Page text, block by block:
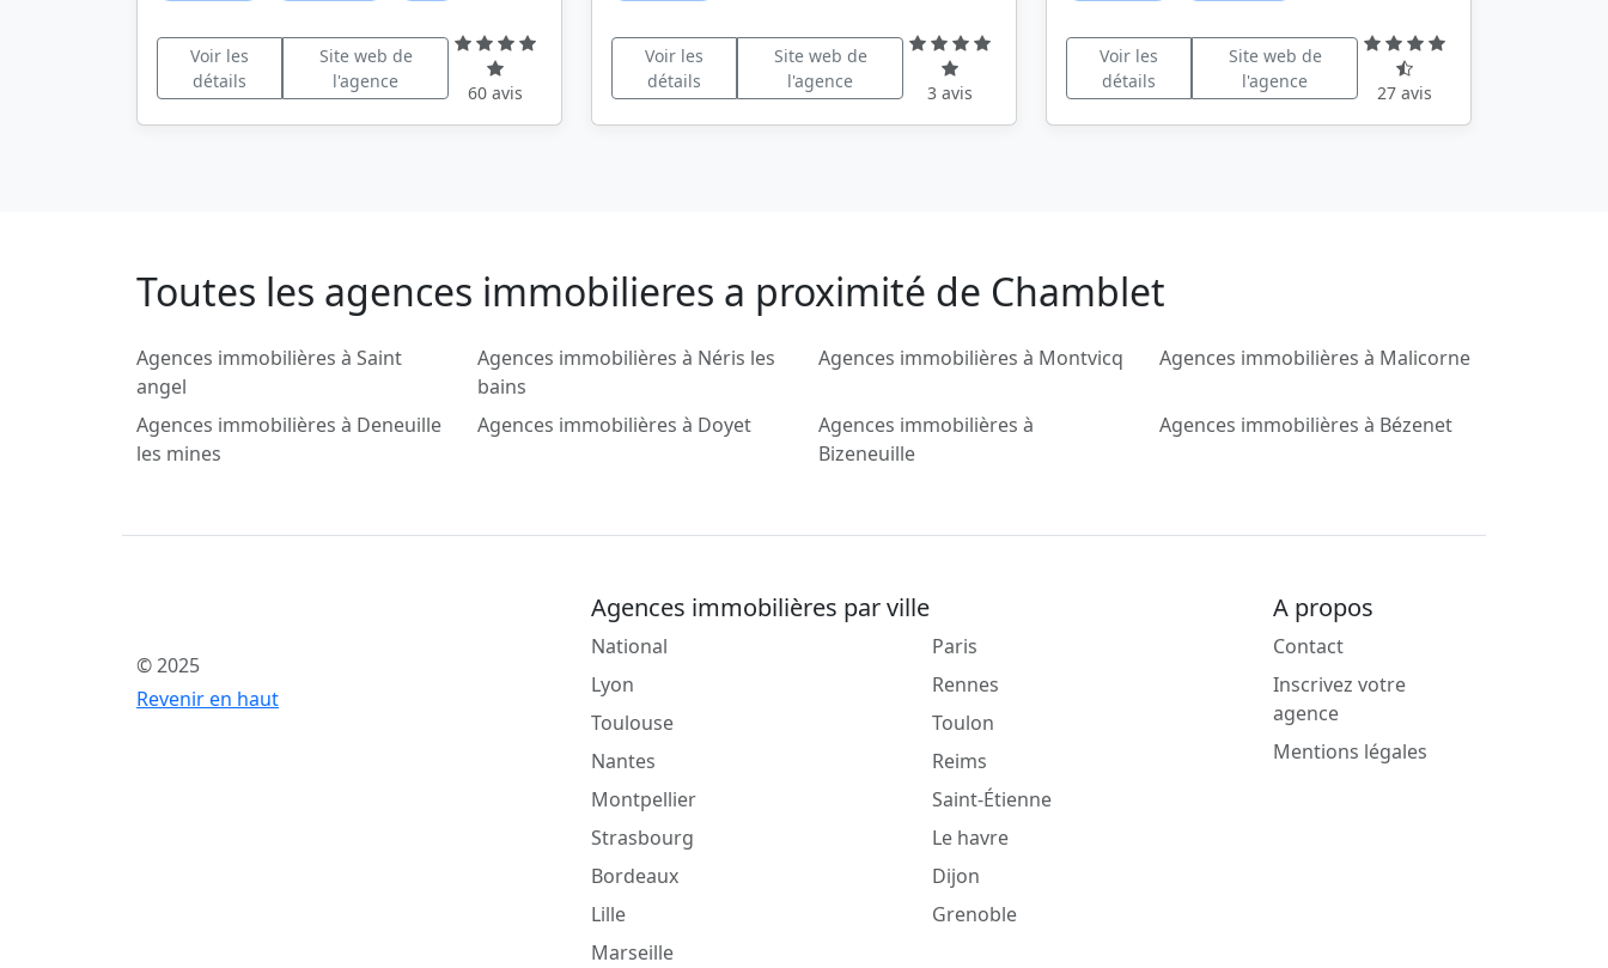
Voir les
détails
Site web de
l'agence
60 avis
Voir les
détails
Site web de
l'agence
3 avis
Voir les
détails
Site web de
l'agence
27 avis
Toutes les agences immobilieres a proximité de Chamblet
Agences immobilières à Saint
angel
Agences immobilières à Néris les
bains
Agences immobilières à Montvicq Agences immobilières à Malicorne
Agences immobilières à Deneuille
les mines
Agences immobilières à Doyet
Agences immobilières à
Bizeneuille
Agences immobilières à Bézenet
© 2025
Revenir en haut
Agences immobilières par ville
National
Lyon
Toulouse
Nantes
Montpellier
Strasbourg
Bordeaux
Lille
Marseille
Paris
Rennes
Toulon
Reims
Saint-Étienne
Le havre
Dijon
Grenoble
A propos
Contact
Inscrivez votre
agence
Mentions légales